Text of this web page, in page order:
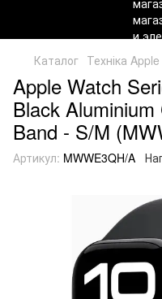
Каталог Техніка Apple
Apple Watch
Black
Band - S/M
Артикул: MWWE3QH/A